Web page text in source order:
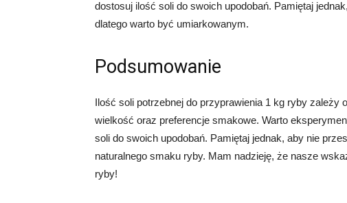
dostosuj ilość soli do swoich upodobań. Pamiętaj
dlatego warto być umiarkowanym.
Podsumowanie
Ilość soli potrzebnej do przyprawienia 1 kg ryby zależy
wielkość oraz preferencje smakowe. Warto
soli do swoich upodobań. Pamiętaj jednak, aby nie
naturalnego smaku ryby. Mam nadzieję, że nasze
ryby!